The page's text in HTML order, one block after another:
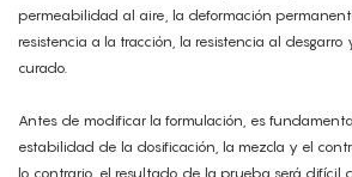
permeabilidad al aire, la deformación
resistencia a la tracción, la resistencia al
curado.
Antes de modificar la formulación, es
estabilidad de la dosificación, la mezcla y el
lo contrario, el resultado de la prueba será difícil